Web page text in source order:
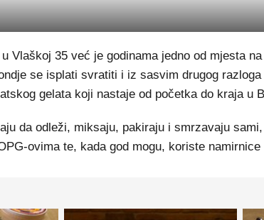
Vlaškoj 35 već je godinama jedno od mjesta
se isplati svratiti i iz sasvim drugog
gelata koji nastaje od početka do kraja u
da odleži, miksaju, pakiraju i smrzavaju
ovima te, kada god mogu, koriste